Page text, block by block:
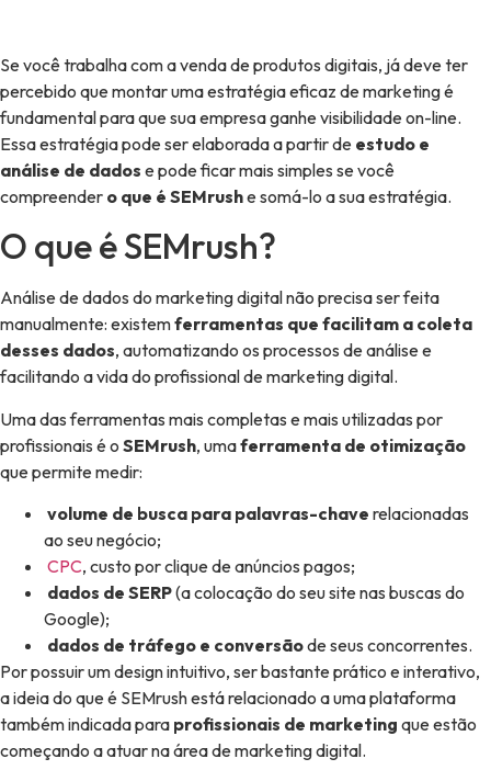
Se você trabalha com a venda de produtos digitais, já deve ter
percebido que montar uma estratégia eficaz de marketing é
fundamental para que sua empresa ganhe visibilidade on-line.
Essa estratégia pode ser elaborada a partir de estudo e
análise de dados e podeficar mais simples se você
compreender o que é SEMrushe somá-lo a sua estratégia.
O que é SEMrush?
Análise de dados do marketing digital não precisa ser feita
manualmente: existemferramentas que facilitam a coleta
desses dados, automatizando os processos de análise e
facilitando a vida do profissional de marketing digital.
Uma das ferramentas mais completas e mais utilizadas por
profissionais é o SEMrush, umaferramenta de otimização
que permite medir:
volume de busca para palavras-chave relacionadas
ao seu negócio;
CPC, custo por clique de anúncios pagos;
dados de SERP(a colocação do seu site nas buscas do
Google);
dados de tráfego e conversãode seus concorrentes.
Por possuir um design intuitivo, ser bastante prático e interativo,
a ideia do que é SEMrush está relacionado a uma plataforma
também indicada para profissionais de marketing que estão
começando a atuar na área de marketing digital.